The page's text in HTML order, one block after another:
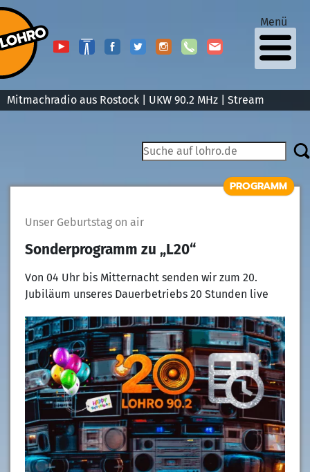
Mitmachradio aus Rostock | UKW 90.2 MHz | Stream
Menü
PROGRAMM
Unser Geburtstag on air
Sonderprogramm zu „L20“
Von 04 Uhr bis Mitternacht senden wir zum 20.
Jubiläum unseres Dauerbetriebs 20 Stunden live